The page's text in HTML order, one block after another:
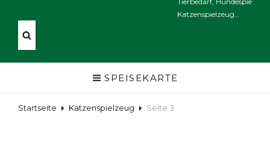
Katzenspielzeug…
SPEISEKARTE
Startseite Katzenspielzeug Seite 3